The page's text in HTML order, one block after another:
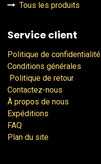
Tous les produits
Service client
Politique de confidentialité
Conditions générales
Politique de retour
Contactez-nous
À propos de nous
Expéditions
FAQ
Plan du site